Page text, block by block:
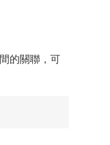
的關聯，可